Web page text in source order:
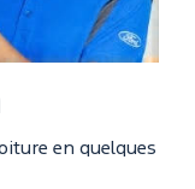
en quelques